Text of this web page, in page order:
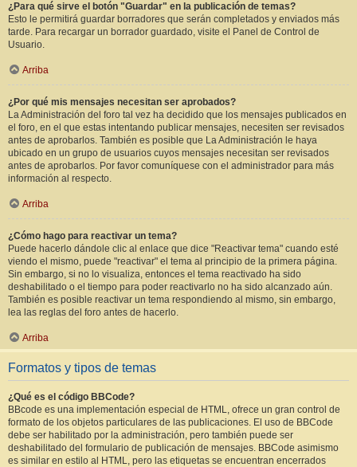
¿Para qué sirve el botón "Guardar" en la publicación de temas?
Esto le permitirá guardar borradores que serán completados y enviados más
tarde. Para recargar un borrador guardado, visite el Panel de Control de
Usuario.
Arriba
¿Por qué mis mensajes necesitan ser aprobados?
La Administración del foro tal vez ha decidido que los mensajes publicados en
el foro, en el que estas intentando publicar mensajes, necesiten ser revisados
antes de aprobarlos. También es posible que La Administración le haya
ubicado en un grupo de usuarios cuyos mensajes necesitan ser revisados
antes de aprobarlos. Por favor comuníquese con el administrador para más
información al respecto.
Arriba
¿Cómo hago para reactivar un tema?
Puede hacerlo dándole clic al enlace que dice "Reactivar tema" cuando esté
viendo el mismo, puede "reactivar" el tema al principio de la primera página.
Sin embargo, si no lo visualiza, entonces el tema reactivado ha sido
deshabilitado o el tiempo para poder reactivarlo no ha sido alcanzado aún.
También es posible reactivar un tema respondiendo al mismo, sin embargo,
lea las reglas del foro antes de hacerlo.
Arriba
Formatos y tipos de temas
¿Qué es el código BBCode?
BBcode es una implementación especial de HTML, ofrece un gran control de
formato de los objetos particulares de las publicaciones. El uso de BBCode
debe ser habilitado por la administración, pero también puede ser
deshabilitado del formulario de publicación de mensajes. BBCode asimismo
es similar en estilo al HTML, pero las etiquetas se encuentran encerrados